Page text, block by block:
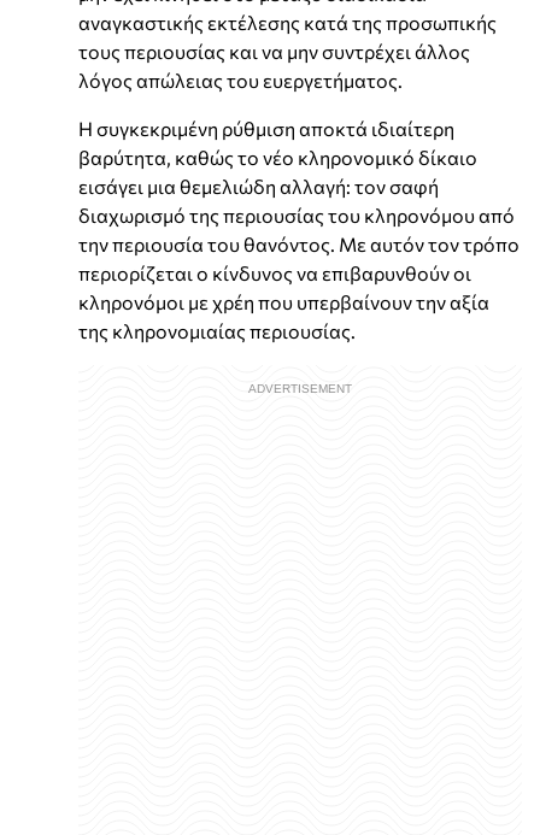
αναγκαστικής εκτέλεσης κατά της προσωπικής
τους περιουσίας και να μην συντρέχει άλλος
λόγος απώλειας του ευεργετήματος.
Η συγκεκριμένη ρύθμιση αποκτά ιδιαίτερη
βαρύτητα, καθώς το νέο κληρονομικό δίκαιο
εισάγει μια θεμελιώδη αλλαγή: τον σαφή
διαχωρισμό της περιουσίας του κληρονόμου από
την περιουσία του θανόντος. Με αυτόν τον τρόπο
περιορίζεται ο κίνδυνος να επιβαρυνθούν οι
κληρονόμοι με χρέη που υπερβαίνουν την αξία
της κληρονομιαίας περιουσίας.